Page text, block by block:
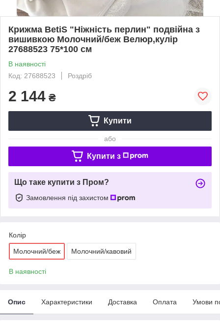
Крижма BetiS "Ніжність перлин" подвійна з
вишивкою Молочний/беж Велюр,кулір
27688523 75*100 см
В наявності
Код: 27688523
Роздріб
2 144 ₴
Купити
або
Купити з
Що таке купити з Пром?
Замовлення під захистом
Колір
Молочний/беж Молочний/кавовий
В наявності
Опис Характеристики Доставка Оплата Умови